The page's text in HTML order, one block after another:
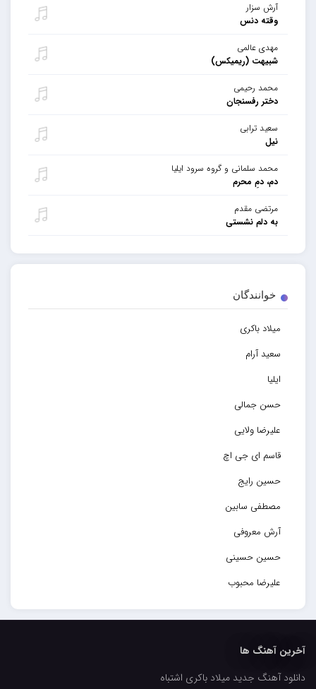
آرش سزار
وقته دنس
مهدی عالمی
شبیهت (ریمیکس)
محمد رحیمی
دختر رفسنجان
سعید ترابی
نیل
محمد سلمانی و گروه سرود ایلیا
دم، دمِ محرم
مرتضی مقدم
به دلم نشستی
خوانندگان
میلاد باکری
سعید آرام
ایلیا
حسن جمالی
علیرضا ولایی
قاسم ای جی اچ
حسین رایج
مصطفی سابین
آرش معروفی
حسین حسینی
علیرضا محبوب
حسین حصارکی
کاپیتان
مجید رضوی
آخرین آهنگ ها
دانلود آهنگ جدید میلاد باکری اشتباه